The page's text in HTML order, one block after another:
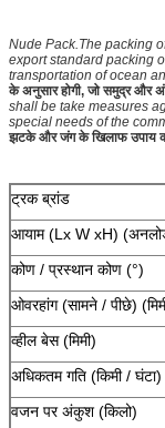
Nude Pack.The packing
export standard packing
transportation of ocean
के अनुसार होगी, जो समुद्र और
shall be take measures
special needs of the
झटके और जंग के खिलाफ उपाय
ट्रक ब्रांड
आयाम (Lx W xH)
कोण / प्रस्थान कोण (°)
ओवरहांग (सामने / पीछे)
व्हील बेस (मिमी)
अधिकतम गति (किमी / घंटा)
वजन पर अंकुश (किलो)